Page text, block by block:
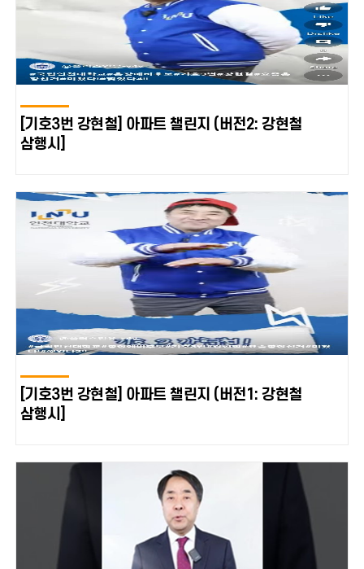
[기호3번 강현철] 아파트 챌린지 (버전2: 강현철
삼행시]
[기호3번 강현철] 아파트 챌린지 (버전1: 강현철
삼행시]